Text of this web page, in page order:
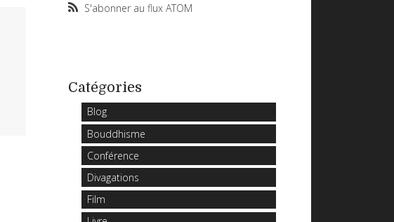
S'abonner au flux ATOM
Catégories
Blog
Bouddhisme
Conférence
Divagations
Film